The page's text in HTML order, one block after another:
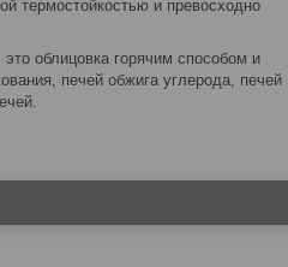
термостойкостью и превосходно
облицовка горячим способом и
печей обжига углерода, печей